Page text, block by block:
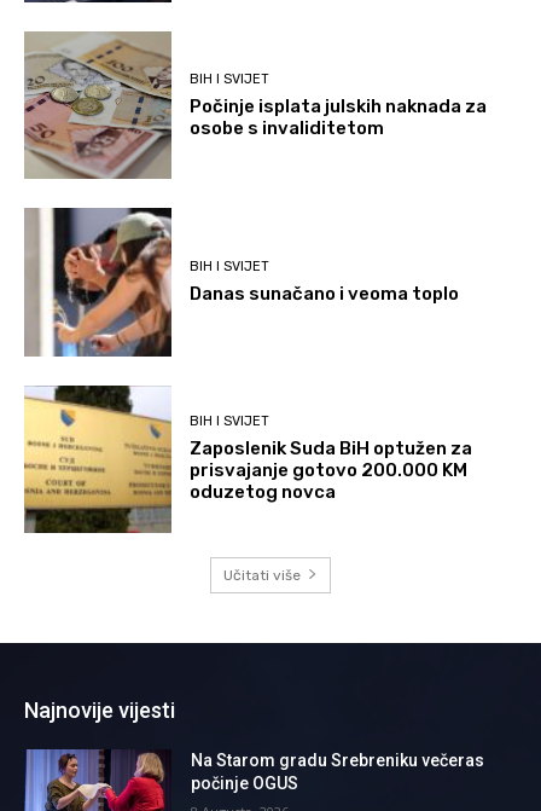
BIH I SVIJET
Počinje isplata julskih naknada za
osobe s invaliditetom
BIH I SVIJET
Danas sunačano i veoma toplo
BIH I SVIJET
Zaposlenik Suda BiH optužen za
prisvajanje gotovo 200.000 KM
oduzetog novca
Učitati više
Najnovije vijesti
Na Starom gradu Srebreniku večeras
počinje OGUS